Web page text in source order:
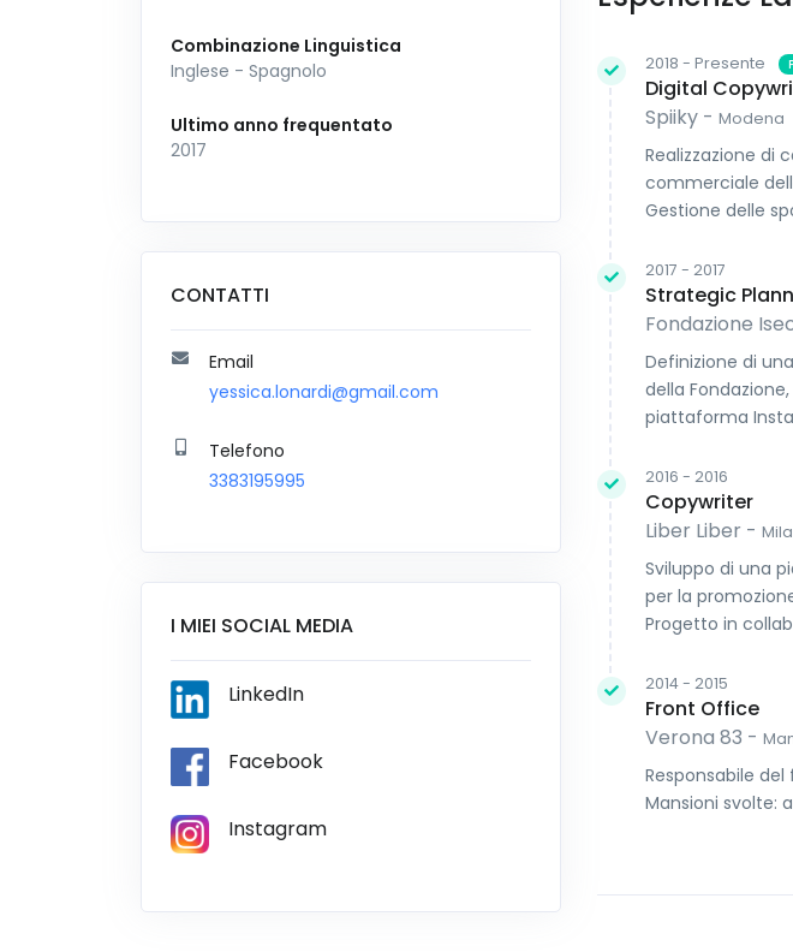
Combinazione Linguistica
Inglese - Spagnolo
Ultimo anno frequentato
2017
CONTATTI
Email
yessica.lonardi@gmail.com
Telefono
3383195995
I MIEI SOCIAL MEDIA
LinkedIn
Facebook
Instagram
2018 - Presente
Digital
Spiiky - Modena
Realizzazione di
commerciale
Gestione delle
2017 - 2017
Strategic
Fondazione
Definizione di
della
piattaforma
2016 - 2016
Copywriter
Liber Liber -
Sviluppo di una
per la
Progetto in
2014 - 2015
Front Office
Verona 83 -
Responsabile
Mansioni svolte: